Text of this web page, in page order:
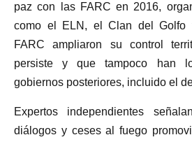
paz con las FARC en 2016,
como el ELN, el Clan del Golfo
FARC ampliaron su control
persiste y que tampoco han
gobiernos posteriores, incluido el
Expertos independientes
diálogos y ceses al fuego